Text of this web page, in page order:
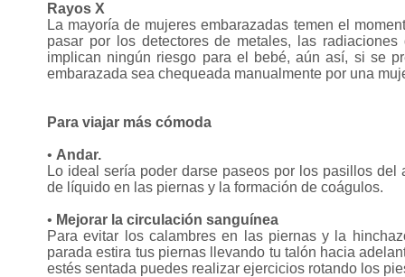
Rayos X
La mayoría de mujeres embarazadas temen el
pasar por los detectores de metales, las
implican ningún riesgo para el bebé, aún así, si se
embarazada sea chequeada manualmente por una
Para viajar más cómoda
• Andar.
Lo ideal sería poder darse paseos por los pasillos
de líquido en las piernas y la formación de coágulos.
• Mejorar la circulación sanguínea
Para evitar los calambres en las piernas y la
parada estira tus piernas llevando tu talón hacia
estés sentada puedes realizar ejercicios rotando los